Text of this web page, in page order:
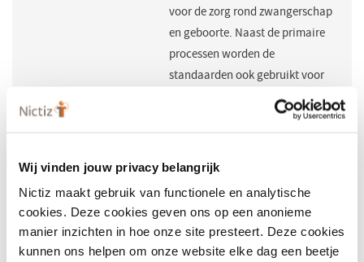
Wij vinden jouw privacy belangrijk
Nictiz maakt gebruik van functionele en analytische
cookies. Deze cookies geven ons op een anonieme
manier inzichten in hoe onze site presteert. Deze cookies
kunnen ons helpen om onze website elke dag een beetje
voor de zorg rond zwangerschap
en geboorte. Naast de primaire
processen worden de
standaarden ook gebruikt voor
screening en registratie.
standaarden
Beheerder (NL) Nictiz
Licentie nodig Nee